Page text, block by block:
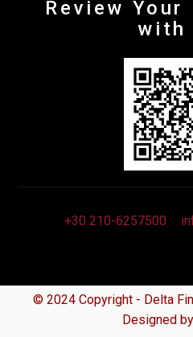
Review Your
with
+30 210-6257500
© 2024 Copyright - Delta
Designed